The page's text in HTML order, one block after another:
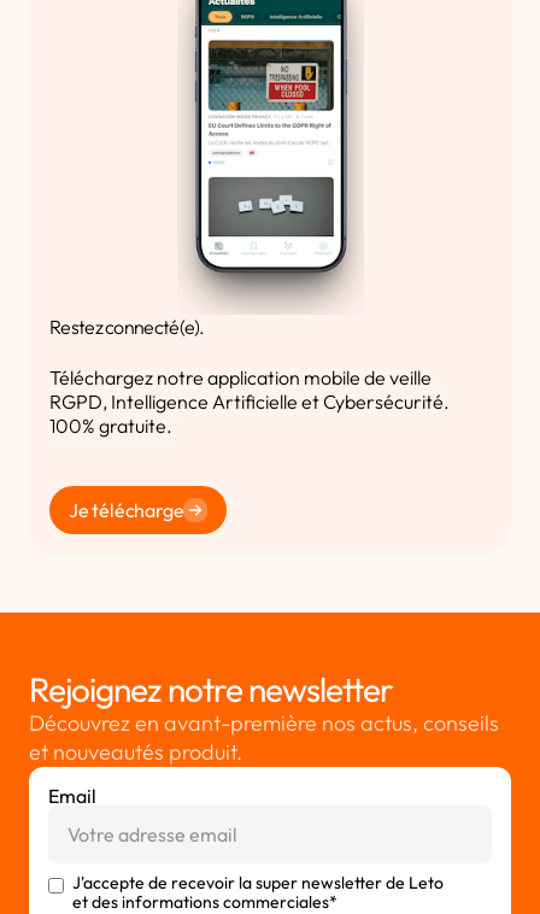
Restez connecté(e).
Téléchargez notre application mobile de veille
RGPD, Intelligence Artificielle et Cybersécurité.
100% gratuite.
Je télécharge
Rejoignez notre newsletter
Découvrez en avant-première nos actus, conseils
et nouveautés produit.
Email
J'accepte de recevoir la super newsletter de Leto
et des informations commerciales*